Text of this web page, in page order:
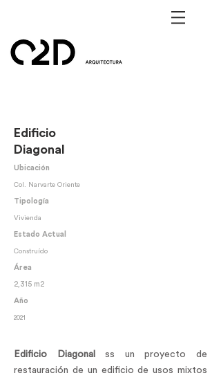
Edificio
Diagonal
Ubicación
Col. Narvarte Oriente
Tipología
Vivienda
Estado Actual
Construído
Área
2,315 m2
Año
2021
Edificio Diagonal
ss un proyecto de
restauración de un edificio de usos mixtos